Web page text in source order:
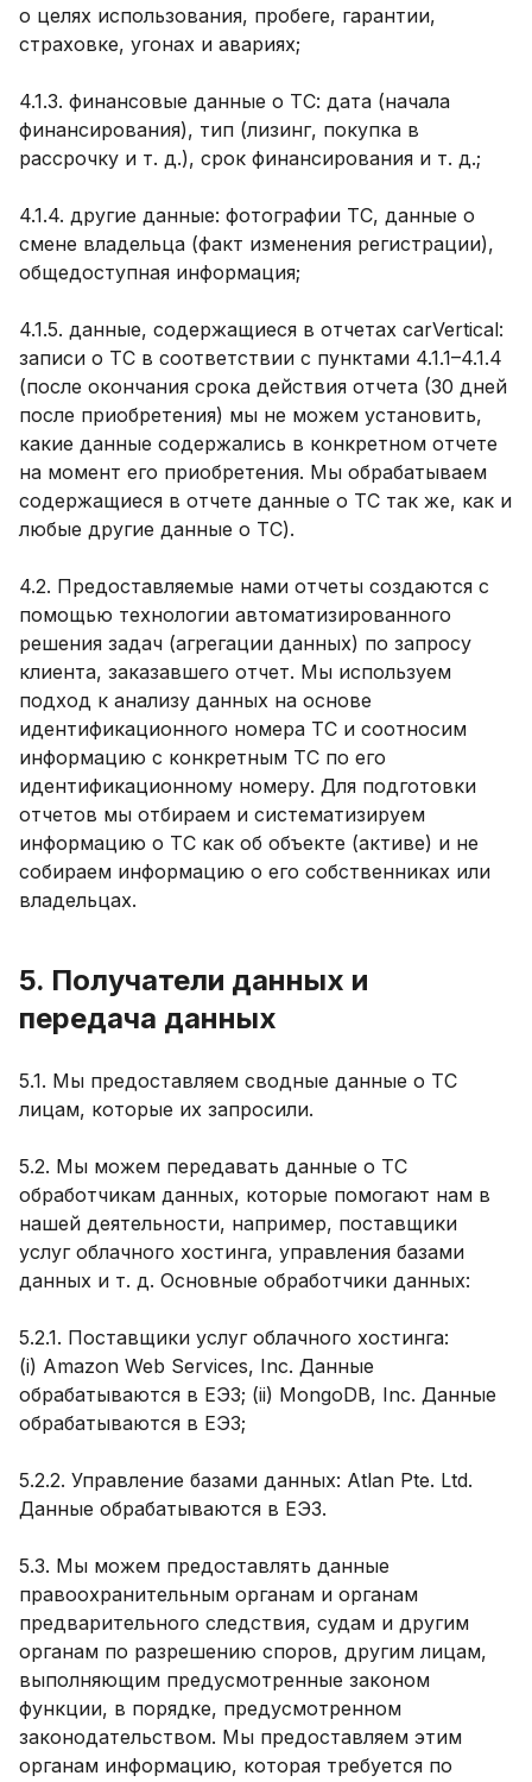
о целях использования, пробеге, гарантии,
страховке, угонах и авариях;
4.1.3. финансовые данные о ТС: дата (начала
финансирования), тип (лизинг, покупка в
рассрочку и т. д.), срок финансирования и т. д.;
4.1.4. другие данные: фотографии ТС, данные о
смене владельца (факт изменения регистрации),
общедоступная информация;
4.1.5. данные, содержащиеся в отчетах carVertical:
записи о ТС в соответствии с пунктами 4.1.1–4.1.4
(после окончания срока действия отчета (30 дней
после приобретения) мы не можем установить,
какие данные содержались в конкретном отчете
на момент его приобретения. Мы обрабатываем
содержащиеся в отчете данные о ТС так же, как и
любые другие данные о ТС).
4.2. Предоставляемые нами отчеты создаются с
помощью технологии автоматизированного
решения задач (агрегации данных) по запросу
клиента, заказавшего отчет. Мы используем
подход к анализу данных на основе
идентификационного номера ТС и соотносим
информацию с конкретным ТС по его
идентификационному номеру. Для подготовки
отчетов мы отбираем и систематизируем
информацию о ТС как об объекте (активе) и не
собираем информацию о его собственниках или
владельцах.
5. Получатели данных и
передача данных
5.1. Мы предоставляем сводные данные о ТС
лицам, которые их запросили.
5.2. Мы можем передавать данные о ТС
обработчикам данных, которые помогают нам в
нашей деятельности, например, поставщики
услуг облачного хостинга, управления базами
данных и т. д. Основные обработчики данных:
5.2.1. Поставщики услуг облачного хостинга:
(i) Amazon Web Services, Inc. Данные
обрабатываются в ЕЭЗ; (ii) MongoDB, Inc. Данные
обрабатываются в ЕЭЗ;
5.2.2. Управление базами данных: Atlan Pte. Ltd.
Данные обрабатываются в ЕЭЗ.
5.3. Мы можем предоставлять данные
правоохранительным органам и органам
предварительного следствия, судам и другим
органам по разрешению споров, другим лицам,
выполняющим предусмотренные законом
функции, в порядке, предусмотренном
законодательством. Мы предоставляем этим
органам информацию, которая требуется по